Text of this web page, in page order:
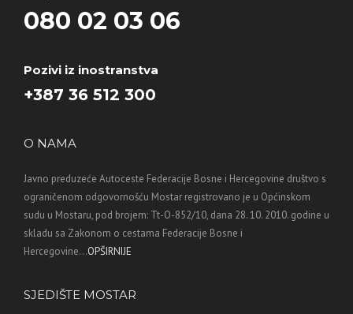
080 02 03 06
Pozivi iz inostranstva
+387 36 512 300
O NAMA
Javno preduzeće Autoceste Federacije Bosne i Hercegovine društvo s
ograničenom odgovornošću Mostar registrovano je u Općinskom
sudu u Mostaru, pod brojem: Tt-O-852/10, dana 28. 10. 2010. godine u
skladu sa Zakonom o cestama Federacije Bosne i
Hercegovine...OPŠIRNIJE
SJEDIŠTE MOSTAR